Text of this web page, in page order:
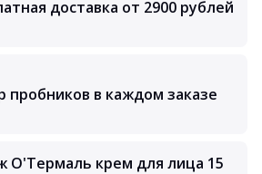
доставка от 2900 рублей
пробников в каждом заказе
О'Термаль крем для лица 15